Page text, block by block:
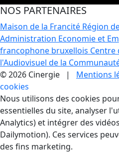
NOS PARTENAIRES
Maison de la Francité Région
Administration Economie et
francophone bruxellois Centre
l'Audiovisuel de la
© 2026 Cinergie | Mentions
cookies
Gestion des Cookies
Nous utilisons des cookies
essentielles du site, analyser
Analytics) et intégrer des
Dailymotion). Ces services
des fins marketing.